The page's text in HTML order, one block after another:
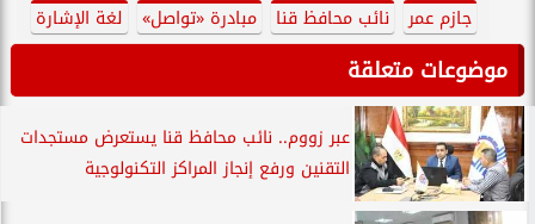
جازم عمر نائب محافظ قنا مبادرة «تواصل» لغة الإشارة
موضوعات متعلقة
عبر زووم.. نائب محافظ قنا يستعرض مستجدات
التقنين ورفع إنجاز المراكز التكنولوجية